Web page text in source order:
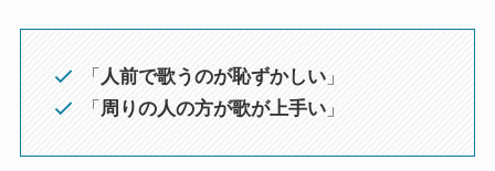
「 人前で歌うのが恥ずかしい 」
「 周りの人の方が歌が上手い 」